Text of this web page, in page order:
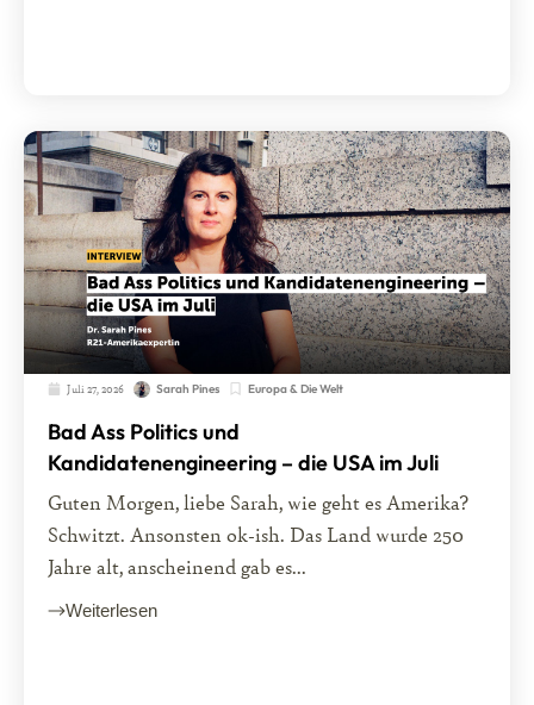
Juli 27, 2026 Sarah Pines Europa & Die Welt
Bad Ass Politics und
Kandidatenengineering – die USA im Juli
Guten Morgen, liebe Sarah, wie geht es Amerika?
Schwitzt. Ansonsten ok-ish. Das Land wurde 250
Jahre alt, anscheinend gab es...
Weiterlesen